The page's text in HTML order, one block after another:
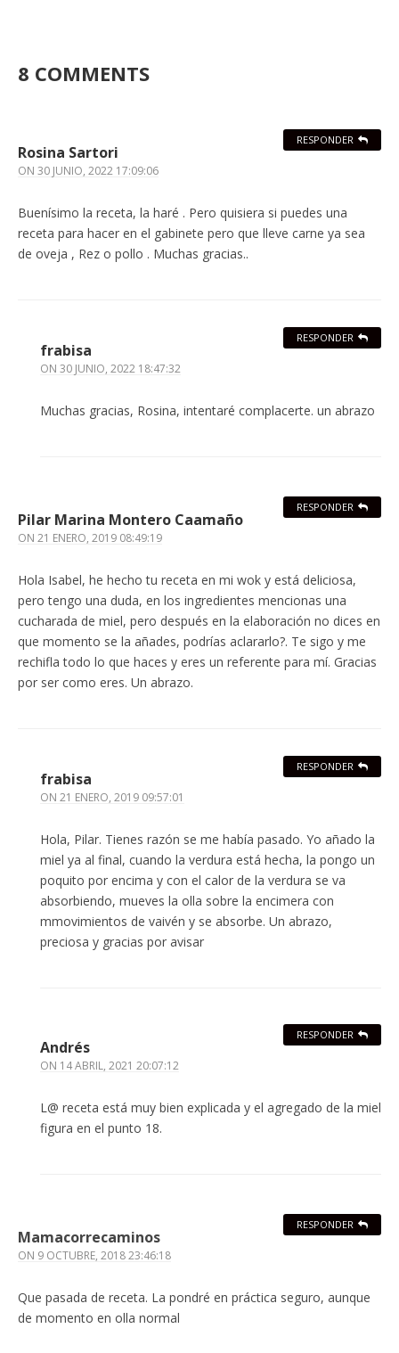
8 COMMENTS
Rosina Sartori
ON 30 JUNIO, 2022 17:09:06
Buenísimo la receta, la haré . Pero quisiera si puedes una
receta para hacer en el gabinete pero que lleve carne ya sea
de oveja , Rez o pollo . Muchas gracias..
RESPONDER
frabisa
ON 30 JUNIO, 2022 18:47:32
Muchas gracias, Rosina, intentaré complacerte. un abrazo
RESPONDER
Pilar Marina Montero Caamaño
ON 21 ENERO, 2019 08:49:19
Hola Isabel, he hecho tu receta en mi wok y está deliciosa,
pero tengo una duda, en los ingredientes mencionas una
cucharada de miel, pero después en la elaboración no dices en
que momento se la añades, podrías aclararlo?. Te sigo y me
rechifla todo lo que haces y eres un referente para mí. Gracias
por ser como eres. Un abrazo.
RESPONDER
frabisa
ON 21 ENERO, 2019 09:57:01
Hola, Pilar. Tienes razón se me había pasado. Yo añado la
miel ya al final, cuando la verdura está hecha, la pongo un
poquito por encima y con el calor de la verdura se va
absorbiendo, mueves la olla sobre la encimera con
mmovimientos de vaivén y se absorbe. Un abrazo,
preciosa y gracias por avisar
RESPONDER
Andrés
ON 14 ABRIL, 2021 20:07:12
L@ receta está muy bien explicada y el agregado de la miel
figura en el punto 18.
RESPONDER
Mamacorrecaminos
ON 9 OCTUBRE, 2018 23:46:18
Que pasada de receta. La pondré en práctica seguro, aunque
de momento en olla normal
RESPONDER